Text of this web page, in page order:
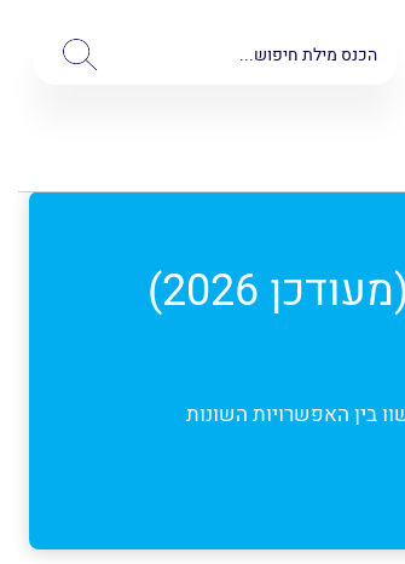
מיקסר KitchenAid: סקירת 6 מיקסרים קיטשן אייד מומלצים (מעודכן 2026)
בין האפשרויות השונות